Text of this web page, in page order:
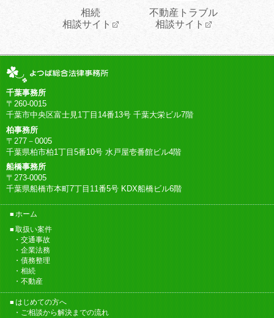
相続
相談サイト
不動産トラブル
相談サイト
千葉事務所
〒260-0015
千葉市中央区富士見1丁目14番13号 千葉大栄ビル7階
柏事務所
〒277－0005
千葉県柏市柏1丁目5番10号 水戸屋壱番館ビル4階
船橋事務所
〒273-0005
千葉県船橋市本町7丁目11番5号 KDX船橋ビル6階
ホーム
取扱い案件
交通事故
企業法務
債務整理
相続
不動産
はじめての方へ
ご相談から解決までの流れ